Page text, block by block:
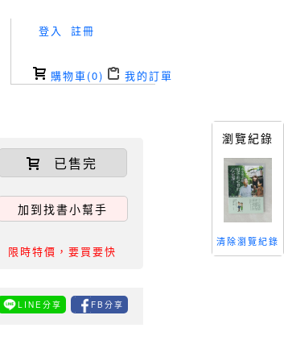
登入 註冊
購物車(0) 我的訂單
已售完
加到找書小幫手
限時特價，要買要快
LINE分享 FB分享
瀏覽紀錄
清除瀏覽紀錄